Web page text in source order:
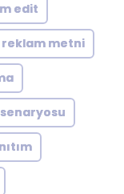
edit
reklam metni